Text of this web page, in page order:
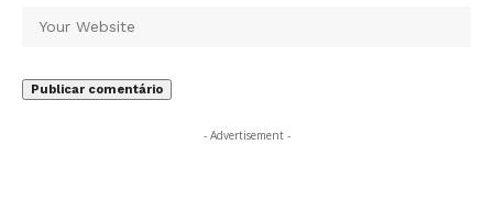
- Advertisement -